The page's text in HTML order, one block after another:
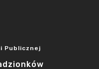
Publicznej